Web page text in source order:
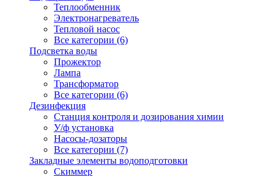
Теплообменник
Электронагреватель
Тепловой насос
Все категории (6)
Подсветка воды
Прожектор
Лампа
Трансформатор
Все категории (6)
Дезинфекция
Станция контроля и дозирования химии
У/ф установка
Насосы-дозаторы
Все категории (7)
Закладные элементы водоподготовки
Скиммер